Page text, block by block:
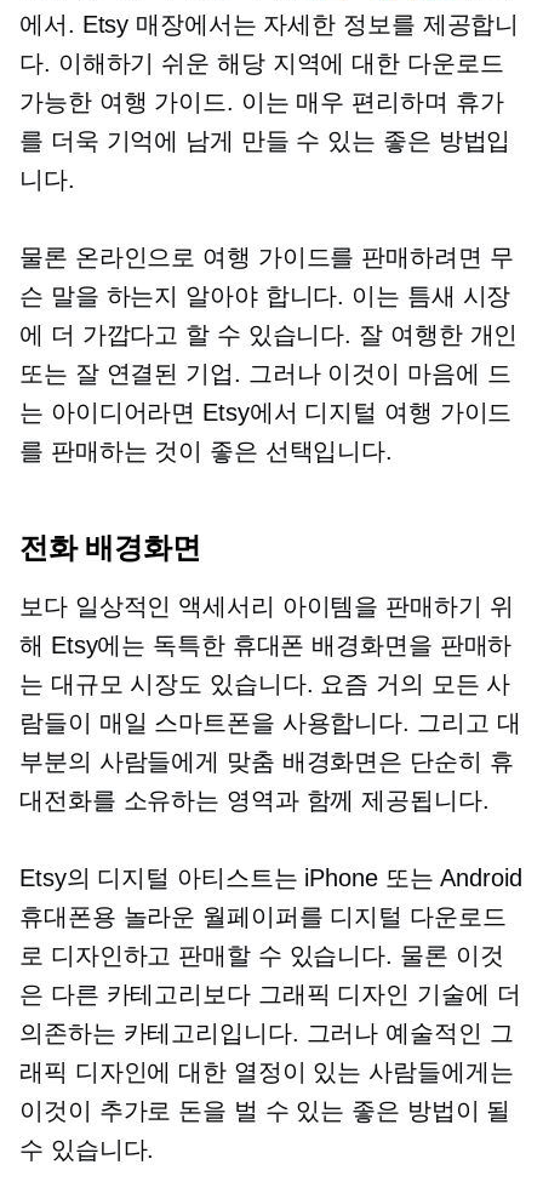
에서. Etsy 매장에서는 자세한 정보를 제공합니
다. 이해하기 쉬운 해당 지역에 대한 다운로드
가능한 여행 가이드. 이는 매우 편리하며 휴가
를 더욱 기억에 남게 만들 수 있는 좋은 방법입
니다.
물론 온라인으로 여행 가이드를 판매하려면 무
슨 말을 하는지 알아야 합니다. 이는 틈새 시장
에 더 가깝다고 할 수 있습니다. 잘 여행한개인
또는 잘 연결된 기업. 그러나 이것이 마음에 드
는 아이디어라면 Etsy에서 디지털 여행 가이드
를 판매하는 것이 좋은 선택입니다.
전화 배경화면
보다 일상적인 액세서리 아이템을 판매하기 위
해 Etsy에는 독특한 휴대폰 배경화면을 판매하
는 대규모 시장도 있습니다. 요즘 거의 모든 사
람들이 매일 스마트폰을 사용합니다. 그리고 대
부분의 사람들에게 맞춤 배경화면은 단순히 휴
대전화를 소유하는 영역과 함께 제공됩니다.
Etsy의 디지털 아티스트는 iPhone 또는 Android
휴대폰용 놀라운 월페이퍼를 디지털 다운로드
로 디자인하고 판매할 수 있습니다. 물론 이것
은 다른 카테고리보다 그래픽 디자인 기술에 더
의존하는 카테고리입니다. 그러나 예술적인 그
래픽 디자인에 대한 열정이 있는 사람들에게는
이것이 추가로 돈을 벌 수 있는 좋은 방법이 될
수 있습니다.